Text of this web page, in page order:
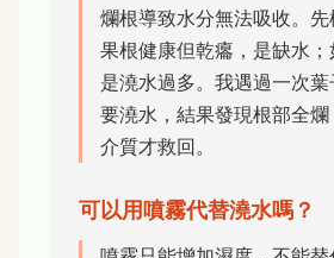
爛根導致水分無法吸收。
果根健康但乾癟，是缺水；
是澆水過多。我遇過一次
要澆水，結果發現根部全
介質才救回。
可以用噴霧代替澆水嗎？